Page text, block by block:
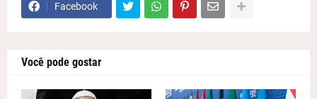
Facebook
Você pode gostar